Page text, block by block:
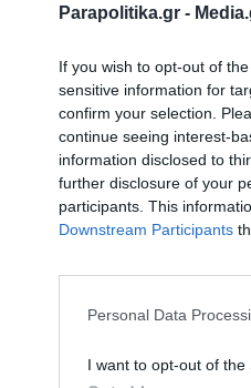
Parapolitika.gr -
If you wish to opt-out of
sensitive information for
confirm your selection.
continue seeing interest-
information disclosed to
further disclosure of your
participants. This
Downstream Participants
Personal Data
I want to opt-out of the
#Λαϊκό Νοσοκομείο